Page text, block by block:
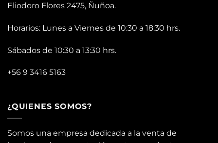
Eliodoro Flores 2475, Ñuñoa.
Horarios: Lunes a Viernes de 10:30 a 18:30 hrs.
Sábados de 10:30 a 13:30 hrs.
+56 9 3416 5163
¿QUIENES SOMOS?
Somos una empresa dedicada a la venta de